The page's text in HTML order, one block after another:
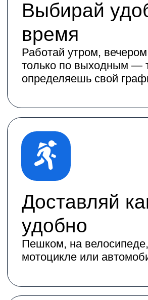
Получай выплаты
стабильно
Сколько выполнишь заказов столько
и заработаешь
удобно
Пешком, на велосипеде, самокате,
мотоцикле или автомобиле
Совмещай с чем
угодно
кто ищет подработку или гибкий
график